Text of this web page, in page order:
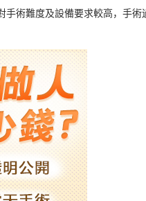
術難度及設備要求較高，手術